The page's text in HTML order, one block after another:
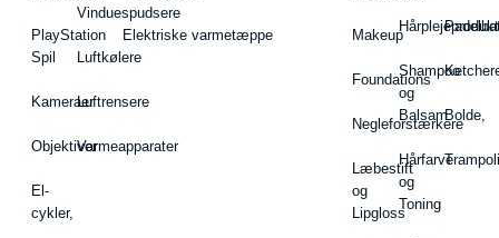
PlayStation
Spil
Kameraer
Objektiver
El-
cykler,
Vinduespudsere
Luftkølere
Luftrensere
Varmeapparater
Elektriske varmetæppe Makeup
Foundations
Negleforstærkere
Læbestift
og
Lipgloss
Shampoo
og
Balsam
Hårfarve
og
Toning
Bolde,